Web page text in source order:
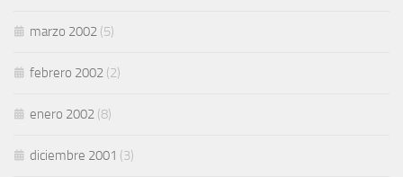
marzo 2002 (5)
febrero 2002 (2)
enero 2002 (8)
diciembre 2001 (3)